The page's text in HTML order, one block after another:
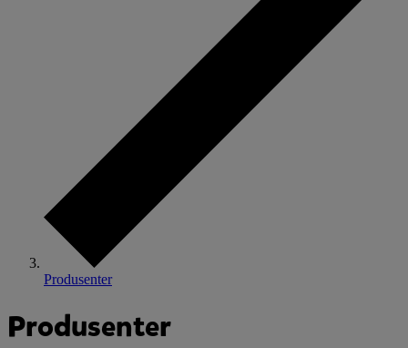
Produsenter
Produsenter